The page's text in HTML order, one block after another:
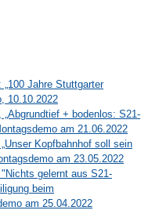
Jahre Stuttgarter
10.10.2022
+ bodenlos: S21-
am 21.06.2022
Kopfbahnhof soll sein
am 23.05.2022
gelernt aus S21-
beim
am 25.04.2022